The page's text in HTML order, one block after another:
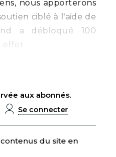
nous apporterons
ciblé à l'aide de
a débloqué 100
aux abonnés.
Se connecter
du site en